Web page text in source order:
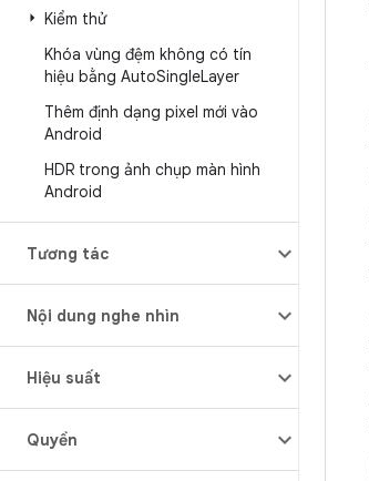
Kiểm thử
Khóa vùng đệm không có tín
hiệu bằng AutoSingleLayer
Thêm định dạng pixel mới vào
Android
HDR trong ảnh chụp màn hình
Android
Tương tác
Nội dung nghe nhìn
Hiệu suất
Quyền